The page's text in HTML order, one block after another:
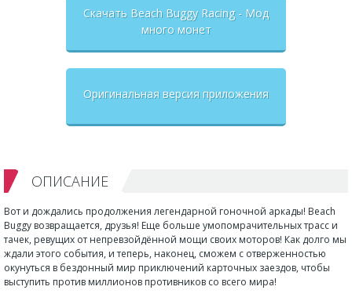
Скачать Beach Buggy Racing - Мод
много монет
Оригинальная версия приложения
ОПИСАНИЕ
Вот и дождались продолжения легендарной гоночной аркады! Beach
Buggy возвращается, друзья! Еще больше умопомрачительных трасс и
тачек, ревущих от непревзойдённой мощи своих моторов! Как долго мы
ждали этого события, и теперь, наконец, сможем с отверженностью
окунуться в бездонный мир приключений карточных заездов, чтобы
выступить против миллионов противников со всего мира!